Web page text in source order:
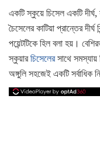
একটি স্কুয়ে চিসেল একটি
চৈসেলের কাটিয়া প্রান্তের
পয়েন্টটিকে হিল বলা হয়।
স্কুয়ারচিসেলেরসাথে সমস্যায়
অঙ্গুলি সহজেই একটি সর্বাধিক